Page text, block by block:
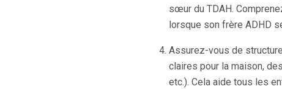
sœur du TDAH.
lorsque son frère ADHD
Assurez-vous de
claires pour la maison,
etc.). Cela aide tous les